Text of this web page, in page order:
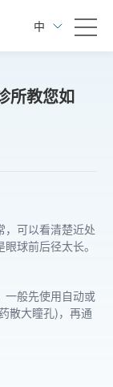
中
所教您如
，可以看清楚近处
球前后径太长。
一般先使用自动或
散大瞳孔)，再通